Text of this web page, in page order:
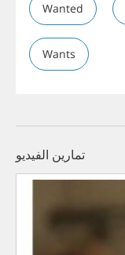
Wanted
Wants
تمارين الفيديو